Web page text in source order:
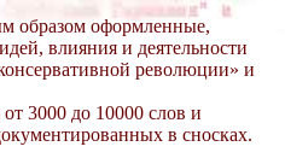
образом оформленные,
влияния и деятельности
революции» и
3000 до 10000 слов и
в сносках.